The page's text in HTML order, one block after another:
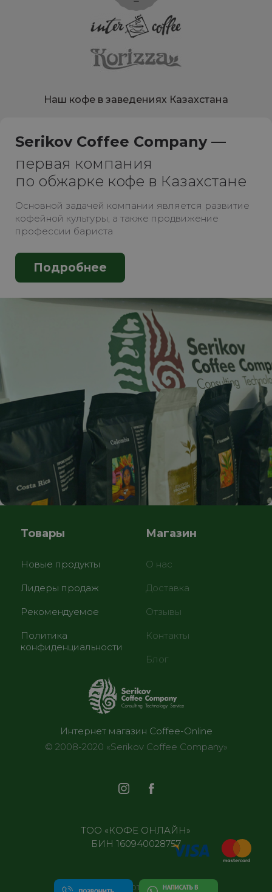
Наш кофе в заведениях Казахстана
Serikov Coffee Company —
первая компания
по обжарке кофе в Казахстане
Основной задачей компании является развитие
кофейной культуры, а также продвижение
профессии бариста
Подробнее
Товары
Новые продукты
Лидеры продаж
Рекомендуемое
Политика
конфиденциальности
Магазин
О нас
Доставка
Отзывы
Контакты
Блог
Интернет магазин Coffee-Online
© 2008-2020 «Serikov Coffee Company»
ТОО «КОФЕ ОНЛАЙН»
БИН 160940028757
Все отделения